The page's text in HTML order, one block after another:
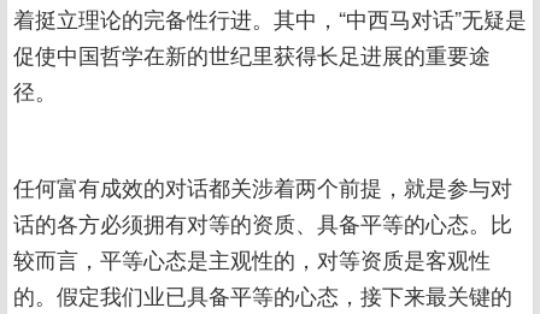
着挺立理论的完备性行进。其中，“中西马对话”无疑是
促使中国哲学在新的世纪里获得长足进展的重要途
径。
任何富有成效的对话都关涉着两个前提，就是参与对
话的各方必须拥有对等的资质、具备平等的心态。比
较而言，平等心态是主观性的，对等资质是客观性
的。假定我们业已具备平等的心态，接下来最关键的